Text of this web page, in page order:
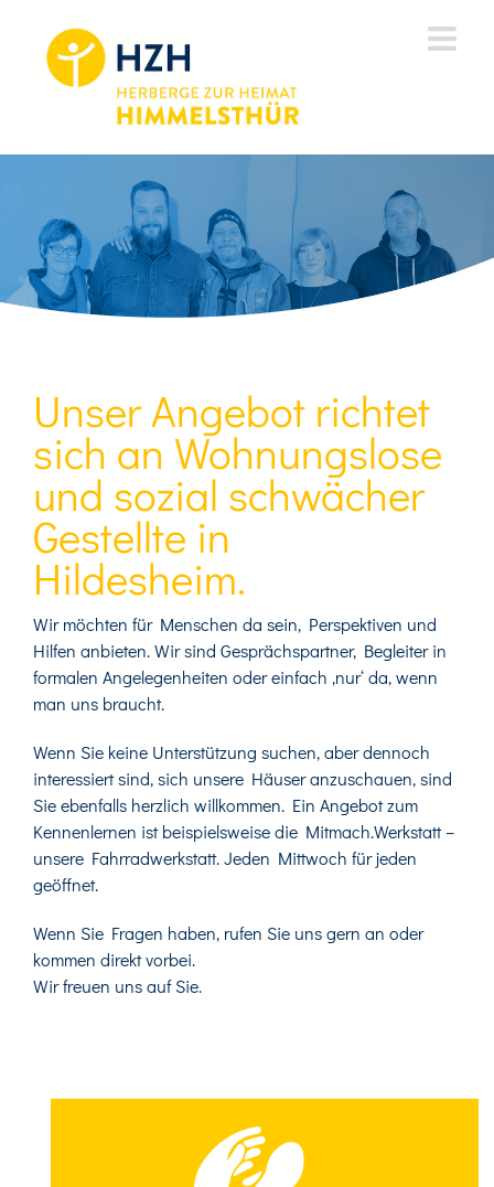
springen
Unser Angebot richtet
sich an Wohnungslose
und sozial schwächer
Gestellte in
Hildesheim.
Wir möchten für Menschen da sein, Perspektiven und
Hilfen anbieten. Wir sind Gesprächspartner, Begleiter in
formalen Angelegenheiten oder einfach ‚nur‘ da, wenn
man uns braucht.
Wenn Sie keine Unterstützung suchen, aber dennoch
interessiert sind, sich unsere Häuser anzuschauen, sind
Sie ebenfalls herzlich willkommen. Ein Angebot zum
Kennenlernen ist beispielsweise die Mitmach.Werkstatt –
unsere Fahrradwerkstatt. Jeden Mittwoch für jeden
geöffnet.
Wenn Sie Fragen haben, rufen Sie uns gern an oder
kommen direkt vorbei.
Wir freuen uns auf Sie.